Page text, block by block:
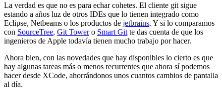
La verdad es que no es para echar cohetes. El cliente git sigue
estando a años luz de otros IDEs que lo tienen integrado como
Eclipse, Netbeams o los productos de jetbrains. Y si lo comparamos
con SourceTree, Git Towero Smart Git te das cuenta de que los
ingenieros de Apple todavía tienen mucho trabajo por hacer.
Ahora bien, con las novedades que hay disponibles lo cierto es que
hay algunas tareas más o menos recurrentes que ahora sí podemos
hacer desde XCode, ahorrándonos unos cuantos cambios de pantalla
al día.